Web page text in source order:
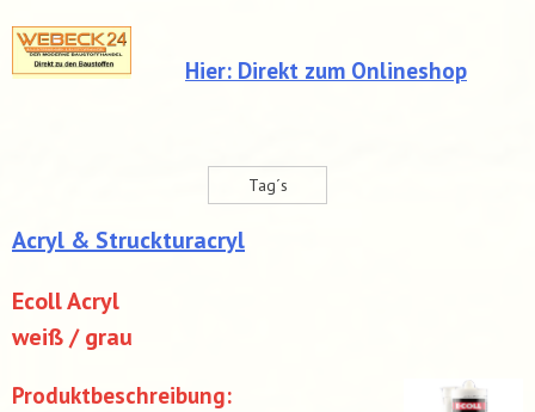
Hier: Direkt zum Onlineshop
Tag´s
Acryl & Struckturacryl
Ecoll Acryl
weiß / grau
Produktbeschreibung: